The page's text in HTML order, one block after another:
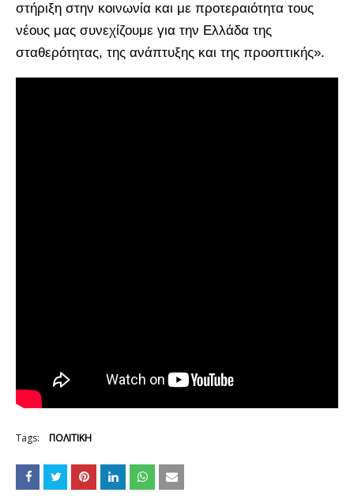
στήριξη στην κοινωνία και με προτεραιότητα τους
νέους μας συνεχίζουμε για την Ελλάδα της
σταθερότητας, της ανάπτυξης και της προοπτικής».
Tags: ΠΟΛΙΤΙΚΗ